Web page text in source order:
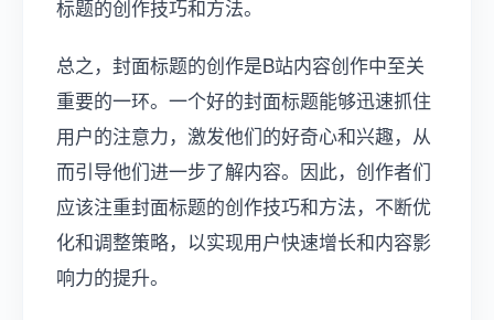
标题的创作技巧和方法。
总之，封面标题的创作是B站内容创作中至关
重要的一环。一个好的封面标题能够迅速抓住
用户的注意力，激发他们的好奇心和兴趣，从
而引导他们进一步了解内容。因此，创作者们
应该注重封面标题的创作技巧和方法，不断优
化和调整策略，以实现用户快速增长和内容影
响力的提升。